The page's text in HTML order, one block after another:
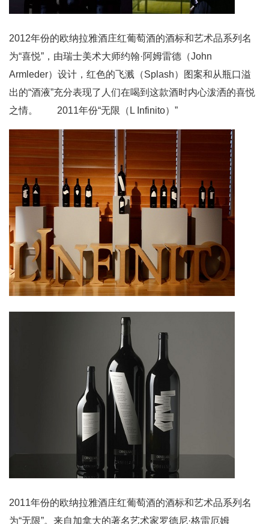
2012年份的欧纳拉雅酒庄红葡萄酒的酒标和艺术品系列名
为“喜悦”，由瑞士美术大师约翰·阿姆雷德（John
Armleder）设计，红色的飞溅（Splash）图案和从瓶口溢
出的“酒液”充分表现了人们在喝到这款酒时内心泼洒的喜悦
之情。 2011年份“无限（L Infinito）”
2011年份的欧纳拉雅酒庄红葡萄酒的酒标和艺术品系列名
为“无限”。来自加拿大的著名艺术家罗德尼·格雷厄姆